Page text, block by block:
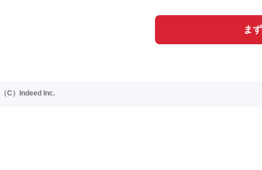
ま
（C）Indeed Inc.